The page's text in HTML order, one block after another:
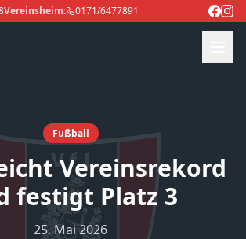
Vereinsheim: 0171/6477891
Fußball
Vereinsrekord
festigt Platz 3
25. Mai 2026